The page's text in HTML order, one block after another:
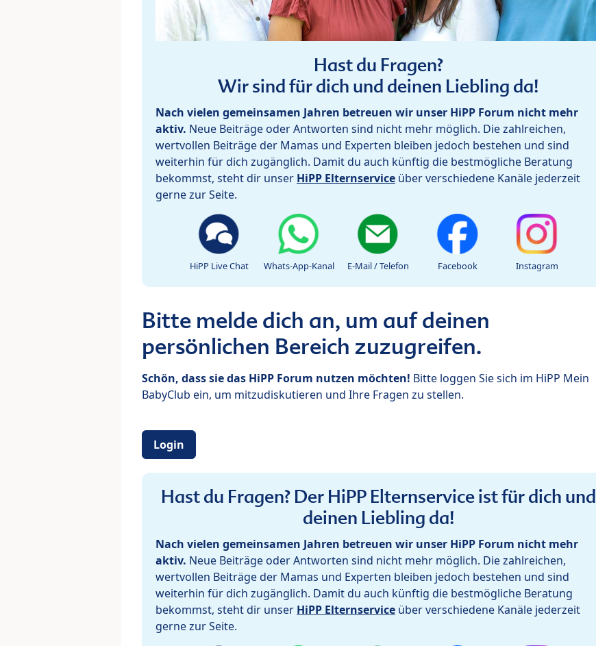
Hast du Fragen?
Wir sind für dich und deinen Liebling da!
Nach vielen gemeinsamen Jahren betreuen wir unser HiPP Forum nicht mehr
aktiv. Neue Beiträge oder Antworten sind nicht mehr möglich. Die zahlreichen,
wertvollen Beiträge der Mamas und Experten bleiben jedoch bestehen und sind
weiterhin für dich zugänglich. Damit du auch künftig die bestmögliche Beratung
bekommst, steht dir unser HiPP Elternservice über verschiedene Kanäle jederzeit
gerne zur Seite.
HiPP Live Chat Whats-App-Kanal E-Mail / Telefon Facebook Instagram
Bitte melde dich an, um auf deinen
persönlichen Bereich zuzugreifen.
Schön, dass sie das HiPP Forum nutzen möchten! Bitte loggen Sie sich im HiPP Mein
BabyClub ein, um mitzudiskutieren und Ihre Fragen zu stellen.
Login
Hast du Fragen? Der HiPP Elternservice ist für dich und
deinen Liebling da!
Nach vielen gemeinsamen Jahren betreuen wir unser HiPP Forum nicht mehr
aktiv. Neue Beiträge oder Antworten sind nicht mehr möglich. Die zahlreichen,
wertvollen Beiträge der Mamas und Experten bleiben jedoch bestehen und sind
weiterhin für dich zugänglich. Damit du auch künftig die bestmögliche Beratung
bekommst, steht dir unser HiPP Elternservice über verschiedene Kanäle jederzeit
gerne zur Seite.